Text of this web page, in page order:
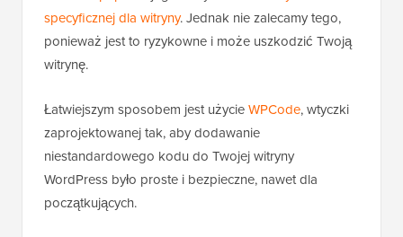
specyficznej dla witryny. Jednak nie zalecamy tego,
ponieważ jest to ryzykowne i może uszkodzić Twoją
witrynę.
Łatwiejszym sposobem jest użycieWPCode, wtyczki
zaprojektowanej tak, aby dodawanie
niestandardowego kodu do Twojej witryny
WordPress było proste i bezpieczne, nawet dla
początkujących.